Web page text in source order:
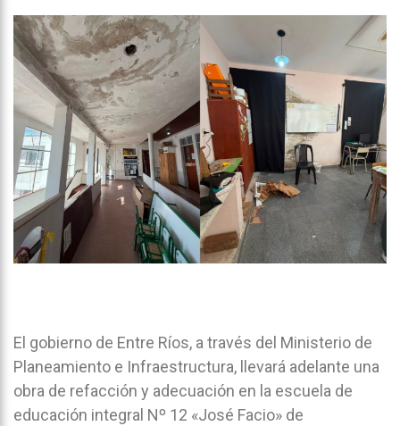
El gobierno de Entre Ríos, a través del Ministerio de
Planeamiento e Infraestructura, llevará adelante una
obra de refacción y adecuación en la escuela de
educación integral Nº 12 «José Facio» de